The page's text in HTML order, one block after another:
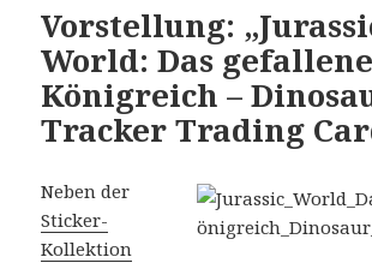
Vorstellung:
World: Das gefallene
Königreich –
Tracker Trading
Neben der
Sticker-
Kollektion